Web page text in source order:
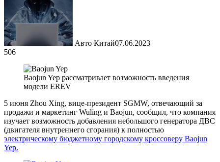
Авто Китай07.06.2023
506
Baojun Yep рассматривает возможность введения
модели EREV
5 июня Zhou Xing, вице-президент SGMW, отвечающий за
продажи и маркетинг Wuling и Baojun, сообщил, что компания
изучает возможность добавления небольшого генератора ДВС
(двигателя внутреннего сгорания) к полностью
электрическому бюджетному городскому кроссоверу Baojun
Yep.